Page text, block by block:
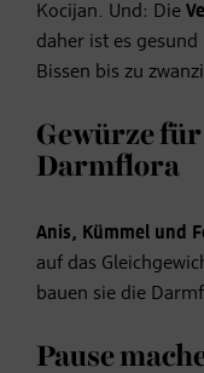
Kocijan. Und: Die
daher ist es
Bissen bis zu
Gewürze
Darmflora
Anis, Kümmel und
auf das
bauen sie die
Pause